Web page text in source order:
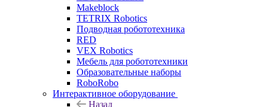
Makeblock
TETRIX Robotics
Подводная робототехника
RED
VEX Robotics
Мебель для робототехники
Образовательные наборы
RoboRobo
Интерактивное оборудование
Назад